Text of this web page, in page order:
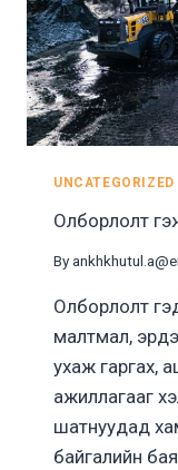
UNCATEGORIZED
Олборлолт
By
Олборлолт
малтмал,
ухаж гаргах,
ажиллагааг
шатнуудад
байгалийн